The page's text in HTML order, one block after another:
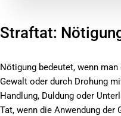
Straftat:
Nötigung bedeutet, wenn
Gewalt oder durch Drohung
Handlung, Duldung oder
Tat, wenn die Anwendung der